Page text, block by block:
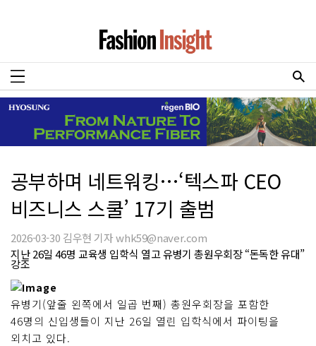
공부하며 네트워킹…‘텍스파 CEO
비즈니스 스쿨’ 17기 출범
2026-03-30 김우현 기자 whk59@naver.com
지난 26일 46명 교육생 입학식 열고 유병기 총원우회장 “돈독한 유대”
강조
유병기(앞줄 왼쪽에서 일곱 번째) 총원우회장을 포함한
46명의 신입생들이 지난 26일 열린 입학식에서 파이팅을
외치고 있다.